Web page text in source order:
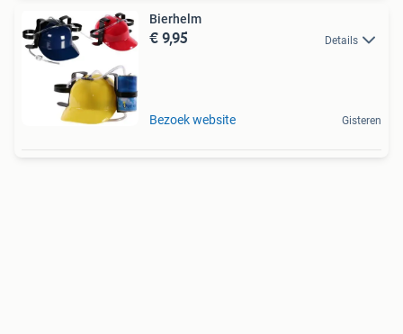
Bierhelm
€ 9,95 Details
Bezoek website Gisteren